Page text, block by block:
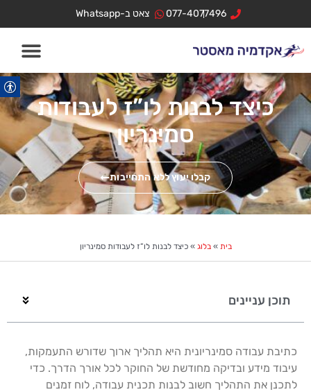
077-4077496 צאט ב-Whatsapp
כיצד לבנות לו”ז לעבודות
סמינריון
קבלו יעוץ ללא התחייבות
בית »בלוג »כיצד לבנות לו”ז לעבודות סמינריון
תוכן עניינים
כתיבת עבודה סמינריונית היא תהליך ארוך שדורש התעמקות,
עיבוד מידע ובדיקה מחודשת של החוקר לכל אורך הדרך. כדי
לתכנן את התהליך חשוב לבנות תכנית עבודה, לוח זמנים